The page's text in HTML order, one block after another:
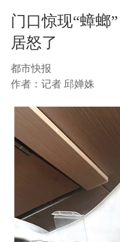
门口惊现“蟑螂
居怒了
都市快报
作者：记者 邱婵姝